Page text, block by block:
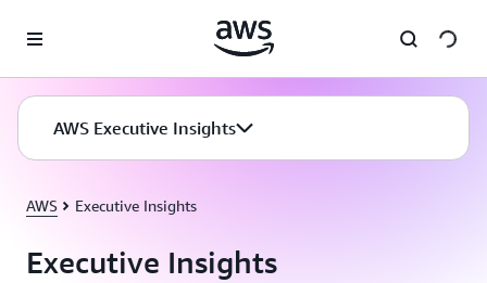
AWS Executive Insights
AWS Executive Insights
Executive Insights